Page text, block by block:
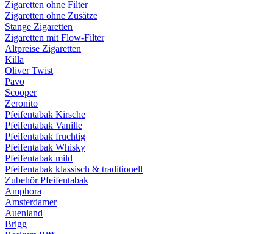
Zigaretten ohne Filter
Zigaretten ohne Zusätze
Stange Zigaretten
Zigaretten mit Flow-Filter
Altpreise Zigaretten
Killa
Oliver Twist
Pavo
Scooper
Zeronito
Pfeifentabak Kirsche
Pfeifentabak Vanille
Pfeifentabak fruchtig
Pfeifentabak Whisky
Pfeifentabak mild
Pfeifentabak klassisch & traditionell
Zubehör Pfeifentabak
Amphora
Amsterdamer
Auenland
Brigg